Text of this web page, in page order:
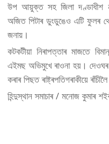
উপ আয়ুক্ত সহ জিলা দণ্ডাধীশ
অজিত পিটাৰ ডুংডুঙেও এটি ফুলৰ
জনায়।
কটকটীয়া নিৰাপত্তাৰ মাজতে
এইমছ অভিমুখে ৰাওনা হয়।
কৰাৰ পিছত ৰাষ্ট্ৰপতিগৰাকীয়ে
হিন্দুস্থান সমাচাৰ / মনোজ কুমাৰ